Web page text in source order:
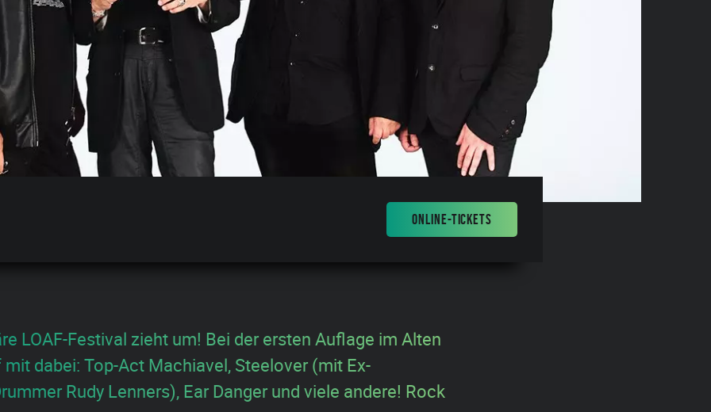
ONLINE-TICKETS
LOAF-Festival zieht um! Bei der ersten Auflage im Alten
dabei: Top-Act Machiavel, Steelover (mit Ex-
Rudy Lenners), Ear Danger und viele andere! Rock